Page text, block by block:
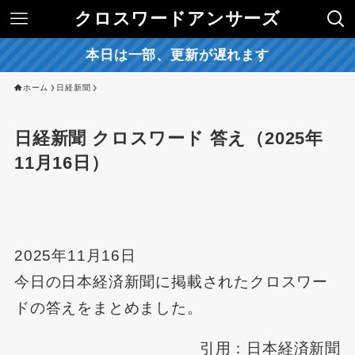
クロスワードアンサーズ
本日は一部、更新が遅れます
ホーム 日経新聞
日経新聞 クロスワード 答え（2025年
11月16日）
2025年11月16日
今日の日本経済新聞に掲載されたクロスワー
ドの答えをまとめました。
引用：日本経済新聞